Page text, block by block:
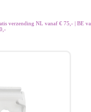
verzending NL vanaf € 75,- | BE